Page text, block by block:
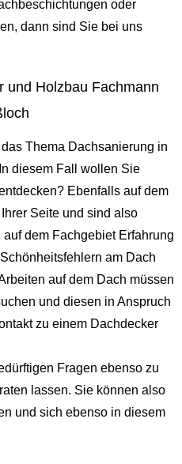
oder
dann sind Sie bei uns
und Holzbau Fachmann
Thema Dachsanierung in
diesem Fall wollen Sie
Ebenfalls auf dem
Seite und sind also
dem Fachgebiet Erfahrung
am Dach
auf dem Dach müssen
und diesen in Anspruch
zu einem Dachdecker
Fragen ebenso zu
lassen. Sie können also
und sich ebenso in diesem